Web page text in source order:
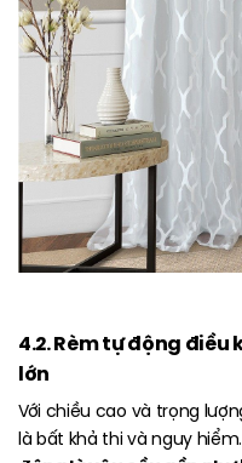
4.2. Rèm tự động
lớn
Với chiều cao và trọng
là bất khả thi và nguy